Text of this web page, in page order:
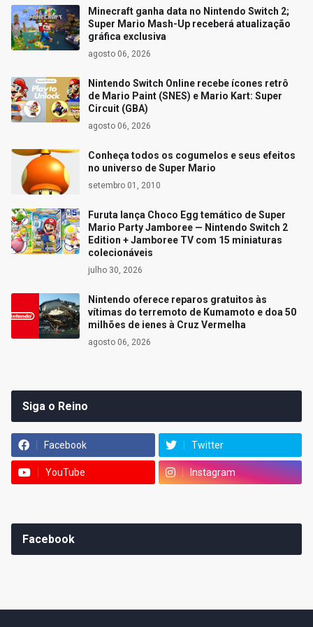
Minecraft ganha data no Nintendo Switch 2;
Super Mario Mash-Up receberá atualização
gráfica exclusiva
agosto 06, 2026
Nintendo Switch Online recebe ícones retrô
de Mario Paint (SNES) e Mario Kart: Super
Circuit (GBA)
agosto 06, 2026
Conheça todos os cogumelos e seus efeitos
no universo de Super Mario
setembro 01, 2010
Furuta lança Choco Egg temático de Super
Mario Party Jamboree — Nintendo Switch 2
Edition + Jamboree TV com 15 miniaturas
colecionáveis
julho 30, 2026
Nintendo oferece reparos gratuitos às
vítimas do terremoto de Kumamoto e doa 50
milhões de ienes à Cruz Vermelha
agosto 06, 2026
Siga o Reino
Facebook Twitter
YouTube Instagram
Facebook